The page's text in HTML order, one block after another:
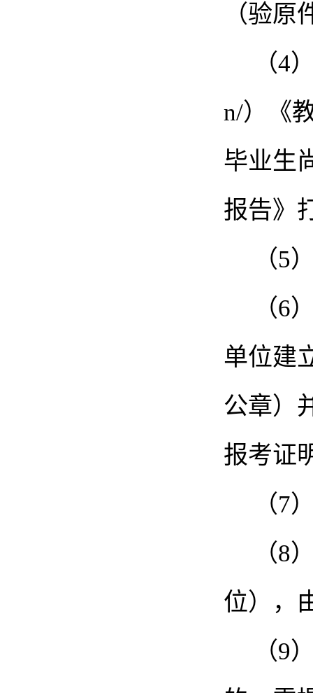
（验原
（4
n/）《
毕业生
报告》
（5
（6
单位建
公章）
报考证
（7
（8
位），
（9